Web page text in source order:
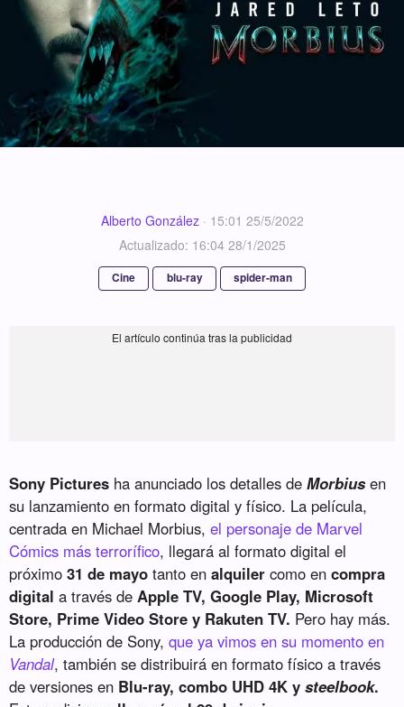
Alberto González· 15:01 25/5/2022
Actualizado: 16:04 28/1/2025
Cine blu-ray spider-man
Sony Pictures ha anunciado los detalles deMorbiusen
su lanzamiento en formato digital y físico. La película,
centrada en Michael Morbius,el personaje de Marvel
Cómics más terrorífico, llegará al formato digital el
próximo31 de mayo tanto enalquiler como encompra
digital a través de Apple TV, Google Play, Microsoft
Store, Prime Video Store y Rakuten TV. Pero hay más.
La producción de Sony,que ya vimos en su momento en
Vandal, también se distribuirá en formato físico a través
de versiones en Blu-ray, combo UHD 4K ysteelbook.